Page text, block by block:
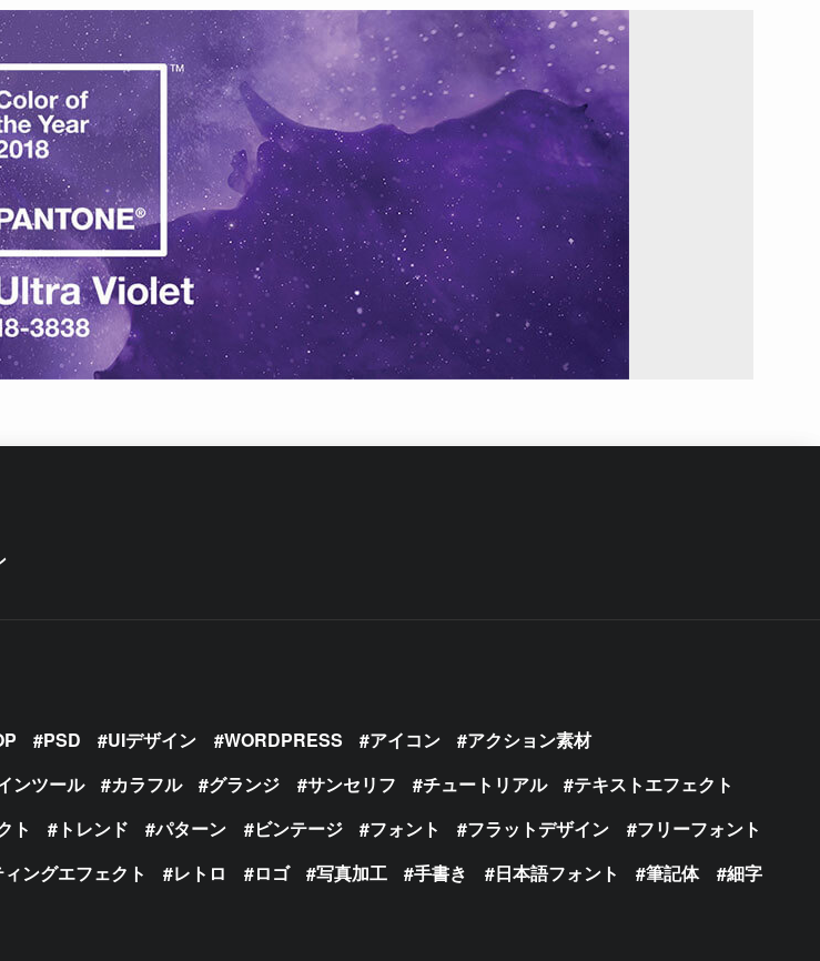
PSD UIデザイン WORDPRESS アイコン
アクション素材
ンツール カラフル グランジ サンセリフ チュートリアル
テキストエフェクト
ト トレンド パターン ビンテージ フォント フラットデザイン
フリーフォント
ングエフェクト レトロ ロゴ 写真加工 手書き 日本語フォント 筆記体
細字